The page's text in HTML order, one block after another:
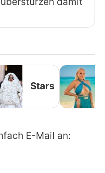
Stars
E-Mail an: